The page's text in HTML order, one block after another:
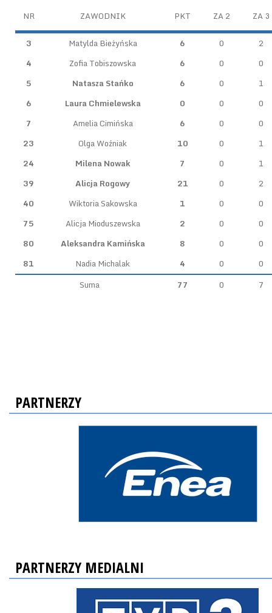
NR ZAWODNIK PKT ZA 2 ZA 3
3 Matylda Bieżyńska 6 0
2
4
Zofia Tobiszowska 6 0
0
5
Natasza Stańko 6 0
1
6
Laura Chmielewska 0 0
0
7
Amelia Cimińska 6 0
0
23
Olga Woźniak 10 0
1
24
Milena Nowak 7 0
1
39
Alicja Rogowy 21 0
2
40
Wiktoria Sakowska 1 0
0
75
Alicja Mioduszewska 2 0
0
80
Aleksandra Kamińska 8 0
0
81
Nadia Michalak 4 0
0
Suma
77 0 7
PARTNERZY
PARTNERZY MEDIALNI